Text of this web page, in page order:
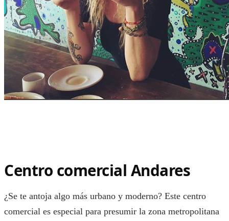
Centro comercial Andares
¿Se te antoja algo más urbano y moderno? Este centro
comercial es especial para presumir la zona metropolitana